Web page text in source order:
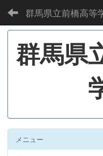
群馬県立前橋高等
群馬県
メニュー